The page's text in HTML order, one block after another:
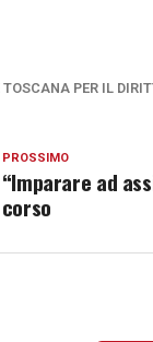
PER IL
PROSSIMO
“Imparare ad
corso